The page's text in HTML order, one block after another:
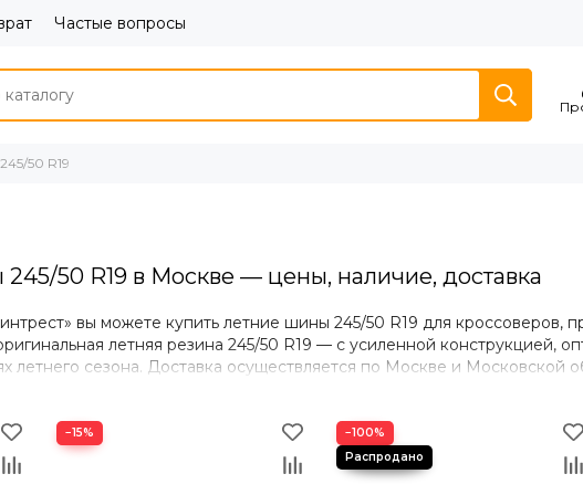
Частые вопросы
50 R19
50 R19 в Москве — цены, наличие, доставка
вы можете купить летние шины 245/50 R19 для кроссоверов,
летняя резина 245/50 R19 — с усиленной конструкцией,
летнего сезона. Доставка осуществляется по Москве и Московской
компании.
шин 245/50 R19
−15% −100%